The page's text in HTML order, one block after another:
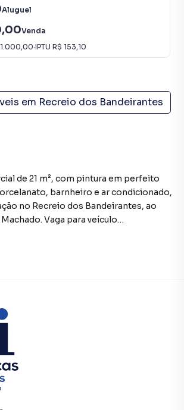
Aluguel
Venda
·IPTU R$ 153,10
em Recreio dos Bandeirantes
de 21 m², com pintura em perfeito
barnheiro e ar condicionado,
no Recreio dos Bandeirantes, ao
Vaga para veículo